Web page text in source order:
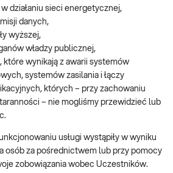
w działaniu sieci energetycznej,
danych,
wyższej,
władzy publicznej,
które wynikają z awarii systemów
systemów zasilania i łączy
których – przy zachowaniu
– nie mogliśmy przewidzieć lub
usługi wystąpiły w wyniku
osób za pośrednictwem lub przy pomocy
zobowiązania wobec Uczestników.